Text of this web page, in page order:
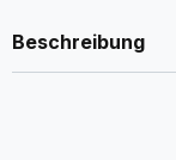
Beschreibung